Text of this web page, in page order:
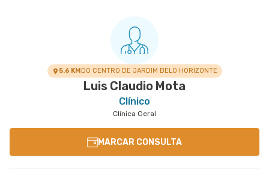
5.6 KMDO CENTRO DE JARDIM BELO HORIZONTE
Luis Claudio Mota
Clínico
Clínica Geral
MARCAR CONSULTA